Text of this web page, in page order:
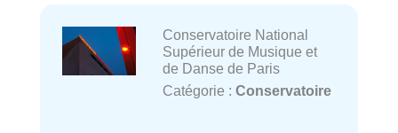
Conservatoire National
Supérieur de Musique et
de Danse de Paris
Catégorie : Conservatoire